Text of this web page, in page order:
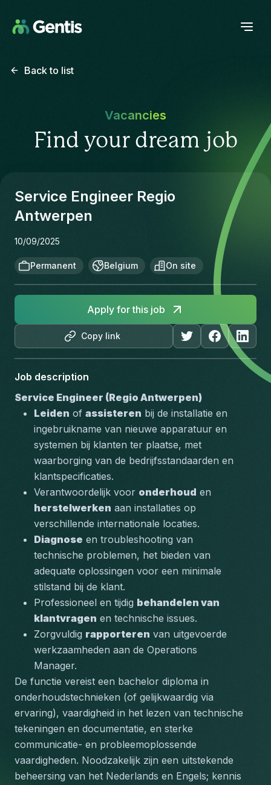
Back to list
Vacancies
Find your dream job
Service Engineer Regio
Antwerpen
10/09/2025
Permanent Belgium On site
Copy link
Apply for this job
Job description
Service Engineer (Regio Antwerpen)
Leiden of assisteren bij de installatie en
ingebruikname van nieuwe apparatuur en
systemen bij klanten ter plaatse, met
waarborging van de bedrijfsstandaarden en
klantspecificaties.
Verantwoordelijk voor onderhoud
herstelwerken aan installaties op
verschillende internationale locaties.
Diagnose en troubleshooting van
technische problemen, het bieden van
adequate oplossingen voor een minimale
stilstand bij de klant.
Professioneel en tijdig behandelen van
klantvragen en technische issues.
Zorgvuldig rapporteren van uitgevoerde
werkzaamheden aan de Operations
Manager.
De functie vereist een bachelor diploma in
onderhoudstechnieken (of gelijkwaardig via
ervaring), vaardigheid in het lezen van technische
tekeningen en documentatie, en sterke
communicatie- en probleemoplossende
vaardigheden. Noodzakelijk zijn een uitstekende
beheersing van het Nederlands en Engels; kennis